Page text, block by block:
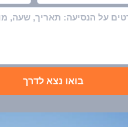
בואו נצא לדרך